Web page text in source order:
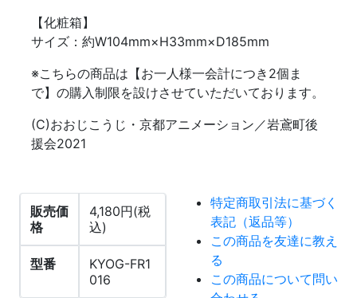
【化粧箱】
サイズ：約W104mm×H33mm×D185mm
※こちらの商品は【お一人様一会計につき2個ま
で】の購入制限を設けさせていただいております。
(C)おおじこうじ・京都アニメーション／岩鳶町後
援会2021
販売価
格
4,180円(税
込)
型番
KYOG-FR1
016
特定商取引法に基づく
表記（返品等）
この商品を友達に教え
る
この商品について問い